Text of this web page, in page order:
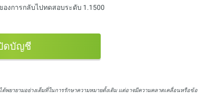
องการกลับไปทดสอบระดับ 1.1500
ดบัญชี
พยายามอย่างเต็มที่ในการรักษาความหมายดั้งเดิม แต่อาจมีความคลาดเคลื่อนหรือข้อ